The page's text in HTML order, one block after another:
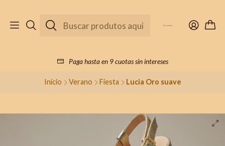
Paga hasta en 9 cuotas sin intereses
Início Verano Fiesta Lucia Oro suave